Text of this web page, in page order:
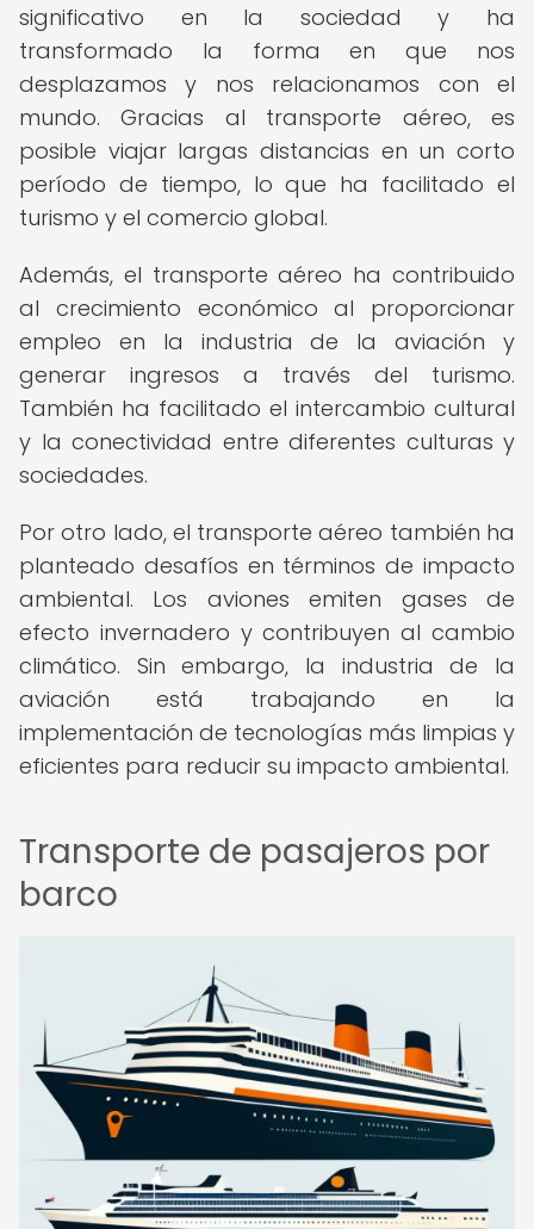
significativo en la sociedad y ha
transformado la forma en que nos
desplazamos y nos relacionamos con el
mundo. Gracias al transporte aéreo, es
posible viajar largas distancias en un corto
período de tiempo, lo que ha facilitado el
turismo y el comercio global.
Además, el transporte aéreo ha contribuido
al crecimiento económico al proporcionar
empleo en la industria de la aviación y
generar ingresos a través del turismo.
También ha facilitado el intercambio cultural
y la conectividad entre diferentes culturas y
sociedades.
Por otro lado, el transporte aéreo también ha
planteado desafíos en términos de impacto
ambiental. Los aviones emiten gases de
efecto invernadero y contribuyen al cambio
climático. Sin embargo, la industria de la
aviación está trabajando en la
implementación de tecnologías más limpias y
eficientes para reducir su impacto ambiental.
Transporte de pasajeros por
barco